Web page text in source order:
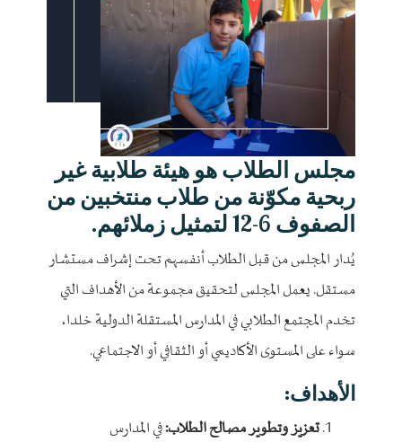
مجلس الطلاب هو هيئة طلابية غير
ربحية مكوّنة من طلاب منتخبين من
الصفوف 6-12 لتمثيل زملائهم.
يُدار المجلس من قبل الطلاب أنفسهم تحت إشراف مستشار
مستقل. يعمل المجلس لتحقيق مجموعة من الأهداف التي
تخدم المجتمع الطلابي في المدارس المستقلة الدولية خلدا،
سواء على المستوى الأكاديمي أو الثقافي أو الاجتماعي.
الأهداف:
تعزيز وتطوير مصالح الطلاب:في المدارس